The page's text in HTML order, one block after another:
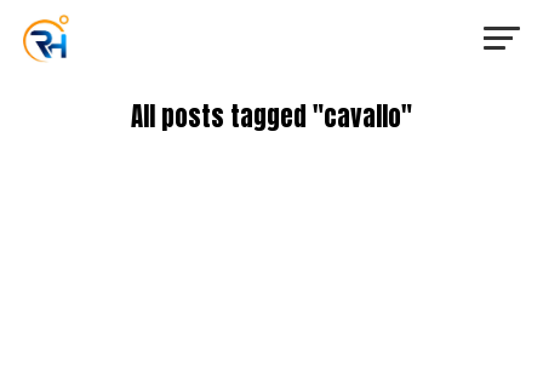
All posts tagged "cavallo"